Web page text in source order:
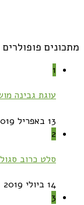
מתכונים פופולרים
1
עוגת גבינה
13 באפריל 2019
2
סלט כרוב
14 ביולי 2019
3